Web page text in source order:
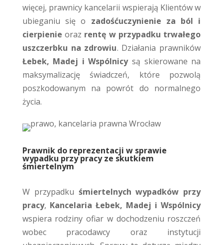
więcej, prawnicy kancelarii wspierają Klientów w
ubieganiu się o zadośćuczynienie za ból i
cierpienie oraz rentę w przypadku trwałego
uszczerbku na zdrowiu. Działania prawników
Łebek, Madej i Wspólnicysą skierowane na
maksymalizację świadczeń, które pozwolą
poszkodowanym na powrót do normalnego
życia.
Prawnik do reprezentacji w sprawie
wypadku przy pracy ze skutkiem
śmiertelnym
W przypadku śmiertelnych wypadków przy
pracy, Kancelaria Łebek, Madej i Wspólnicy
wspiera rodziny ofiar w dochodzeniu roszczeń
wobec pracodawcy oraz instytucji